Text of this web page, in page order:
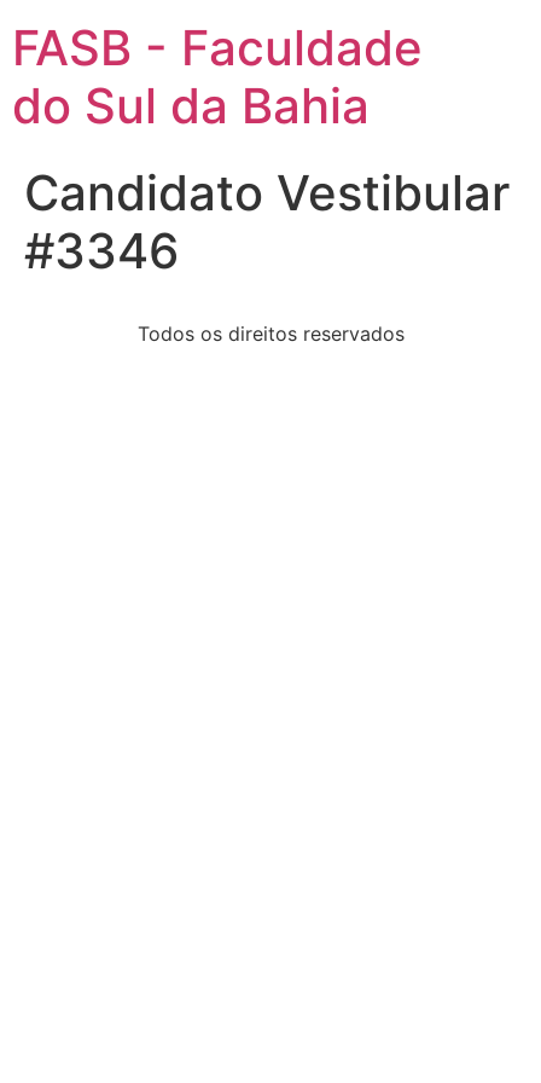
FASB - Faculdade
do Sul da Bahia
Candidato Vestibular
#3346
Todos os direitos reservados